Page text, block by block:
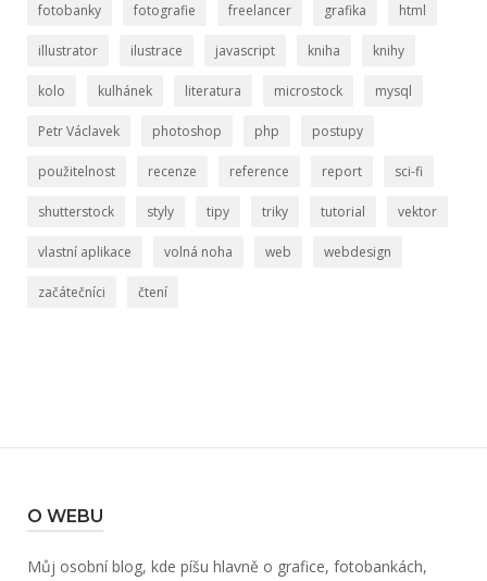
fotobanky fotografie freelancer grafika html
illustrator ilustrace javascript kniha knihy
kolo kulhánek literatura microstock mysql
Petr Václavek photoshop php postupy
použitelnost recenze reference report sci-fi
shutterstock styly tipy triky tutorial vektor
vlastní aplikace volná noha web webdesign
začátečníci čtení
O WEBU
Můj osobní blog, kde píšu hlavně o grafice, fotobankách,